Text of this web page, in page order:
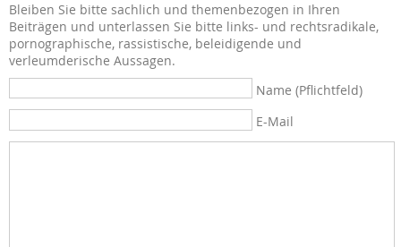
Bleiben Sie bitte sachlich und themenbezogen in Ihren
Beiträgen und unterlassen Sie bitte links- und rechtsradikale,
pornographische, rassistische, beleidigende und
verleumderische Aussagen.
Name (Pflichtfeld)
E-Mail